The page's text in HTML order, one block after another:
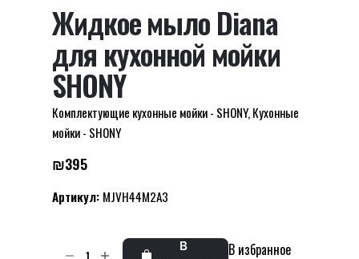
Жидкое мыло Diana
для кухонной мойки
SHONY
Комплектующие кухонные мойки - SHONY,Кухонные
мойки - SHONY
₪395
Артикул: MJVH44M2A3
В
В избранное